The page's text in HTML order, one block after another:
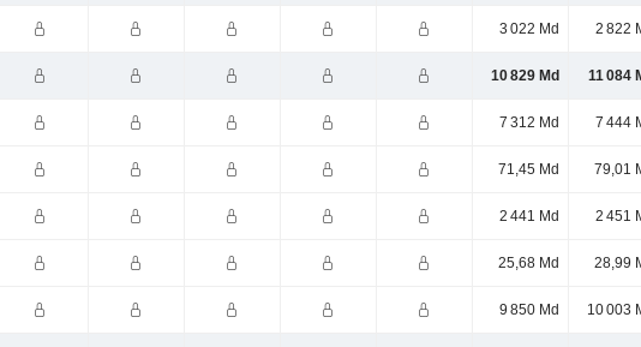
3 022 Md 2 822
10 829 Md 11 084
7 312 Md 7 444
71,45 Md 79,01
2 441 Md 2 451
25,68 Md 28,99
9 850 Md 10 003